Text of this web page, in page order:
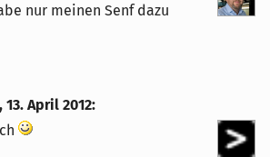
nur meinen Senf dazu
13. April 2012: